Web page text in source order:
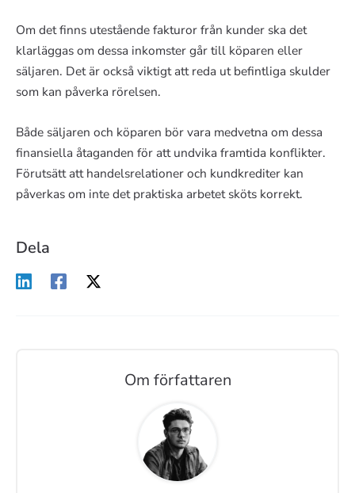
Om det finns utestående fakturor från kunder ska det
klarläggas om dessa inkomster går till köparen eller
säljaren. Det är också viktigt att reda ut befintliga skulder
som kan påverka rörelsen.
Både säljaren och köparen bör vara medvetna om dessa
finansiella åtaganden för att undvika framtida konflikter.
Förutsätt att handelsrelationer och kundkrediter kan
påverkas om inte det praktiska arbetet sköts korrekt.
Dela
Om författaren